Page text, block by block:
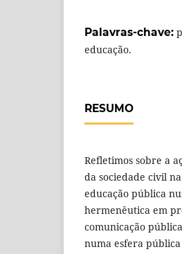
Palavras-chave:
educação.
RESUMO
Refletimos sobre a
da sociedade civil
educação pública
hermenêutica em
comunicação
numa esfera